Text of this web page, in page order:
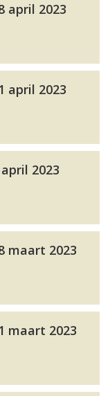
april 2023
april 2023
2023
maart 2023
maart 2023